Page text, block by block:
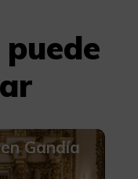
Gandía